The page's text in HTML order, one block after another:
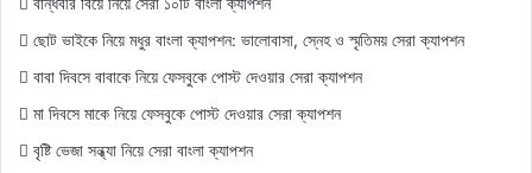
বান্ধবীর বিয়ে নিয়ে সেরা ১০টি বাংলা ক্যাপশন
ছোট ভাইকে নিয়ে মধুর বাংলা ক্যাপশন: ভালোবাসা, স্নেহ ও স্মৃতিময় সেরা ক্যাপশন
বাবা দিবসে বাবাকে নিয়ে ফেসবুকে পোস্ট দেওয়ার সেরা ক্যাপশন
মা দিবসে মাকে নিয়ে ফেসবুকে পোস্ট দেওয়ার সেরা ক্যাপশন
বৃষ্টি ভেজা সন্ধ্যা নিয়ে সেরা বাংলা ক্যাপশন